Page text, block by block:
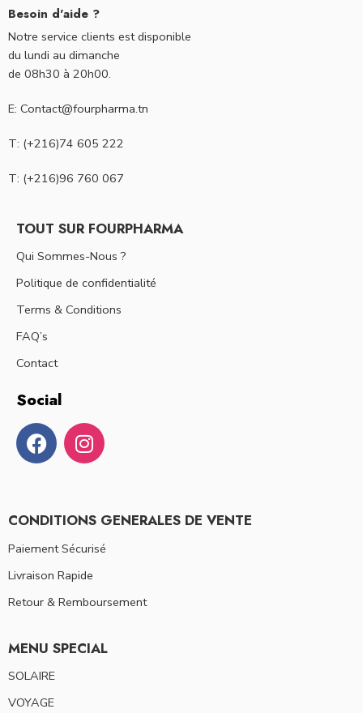
Besoin d'aide ?
Notre service clients est disponible
du lundi au dimanche
de 08h30 à 20h00.
E: Contact@fourpharma.tn
T: (+216)74 605 222
T: (+216)96 760 067
TOUT SUR FOURPHARMA
Qui Sommes-Nous ?
Politique de confidentialité
Terms & Conditions
FAQ’s
Contact
Social
CONDITIONS GENERALES DE VENTE
Paiement Sécurisé
Livraison Rapide
Retour & Remboursement
MENU SPECIAL
SOLAIRE
VOYAGE